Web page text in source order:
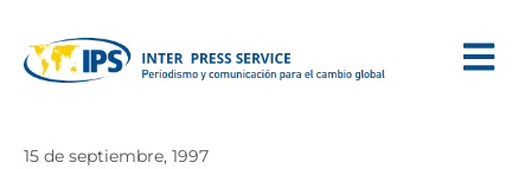
15 de septiembre, 1997